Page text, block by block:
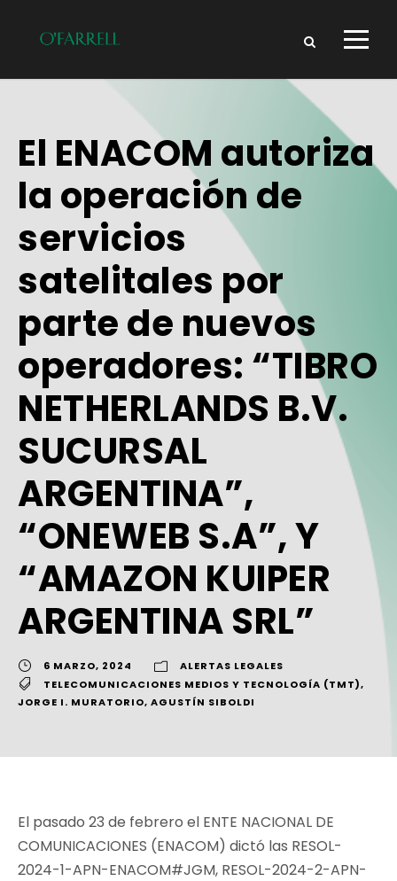
El ENACOM autoriza
la operación de
servicios
satelitales por
parte de nuevos
operadores: “TIBRO
NETHERLANDS B.V.
SUCURSAL
ARGENTINA”,
“ONEWEB S.A”, Y
“AMAZON KUIPER
ARGENTINA SRL”
6 MARZO, 2024
ALERTAS LEGALES
TELECOMUNICACIONES MEDIOS Y TECNOLOGÍA (TMT),
JORGE I. MURATORIO, AGUSTÍN SIBOLDI
El pasado 23 de febrero el ENTE NACIONAL DE
COMUNICACIONES (ENACOM) dictó las RESOL-
2024-1-APN-ENACOM#JGM, RESOL-2024-2-APN-